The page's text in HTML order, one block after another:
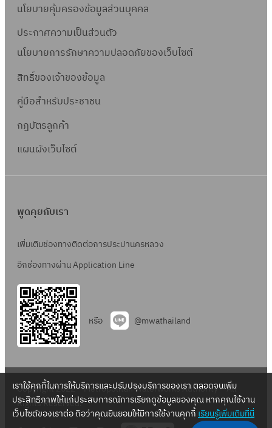
นโยบายคุ้มครองข้อมูลส่วนบุคคล
ประกาศความเป็นส่วนตัว
นโยบายการรักษาความปลอดภัยของเว็บไซต์
สิทธิ์ของเจ้าของข้อมูล
คู่มือสำหรับประชาชน
กฎบัตรลูกค้า
แผนผังเว็บไซต์
พูดคุยกับเรา
เพิ่มเติมช่องทางติดต่อการประปานครหลวง
อีกช่องทางผ่าน Application Line
หรือ @mwathailand
Copyright 2022 – Metropolitan Waterworks Authority – All
Rights Reserved.
เราใช้คุกกี้ในการให้บริการและปรับปรุงบริการของเรา ตลอดจนเพิ่ม
ประสิทธิภาพให้แก่ประสบการณ์การเรียกดูข้อมูลของคุณ หากคุณใช้งาน
เว็บไซต์ของเราต่อ ถือว่าคุณยินยอมให้มีการใช้งานคุกกี้เรียนรู้เพิ่มเติมที่นี่